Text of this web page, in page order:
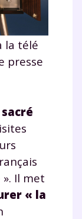
la télé
presse
Il met
« la